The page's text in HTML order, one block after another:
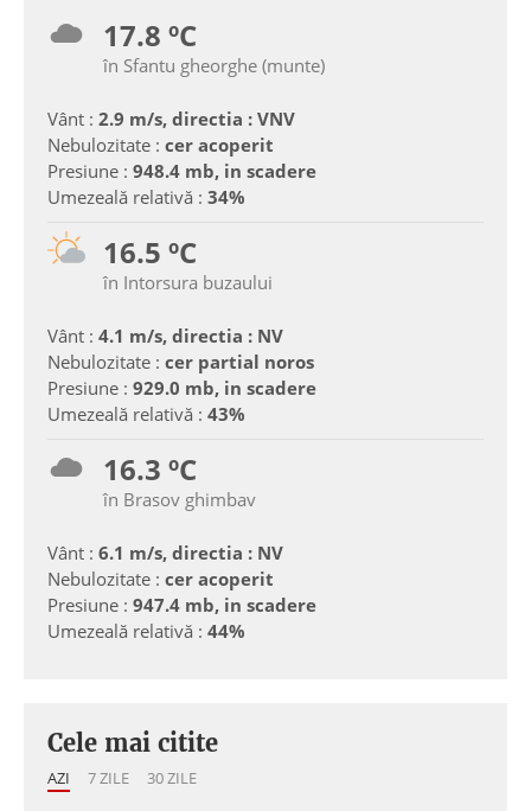
17.8 ºC
în Sfantu gheorghe (munte)
Vânt : 2.9 m/s, directia : VNV
Nebulozitate : cer acoperit
Presiune : 948.4 mb, in scadere
Umezeală relativă : 34%
16.5 ºC
în Intorsura buzaului
Vânt : 4.1 m/s, directia : NV
Nebulozitate : cer partial noros
Presiune : 929.0 mb, in scadere
Umezeală relativă : 43%
16.3 ºC
în Brasov ghimbav
Vânt : 6.1 m/s, directia : NV
Nebulozitate : cer acoperit
Presiune : 947.4 mb, in scadere
Umezeală relativă : 44%
Cele mai citite
AZI 7 ZILE 30 ZILE